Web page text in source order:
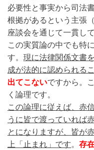
必要性と事実から司法
根拠があるという主張
座談会を通じて一貫し
この実質論の中でも特
す。 現に法律関係文書
成が法的に認められる
出てこないですから。
く論理です。
この論理に従えば、赤
うに皆で渡っていれば
とになりますが、皆が
上「止まれ」です。 存